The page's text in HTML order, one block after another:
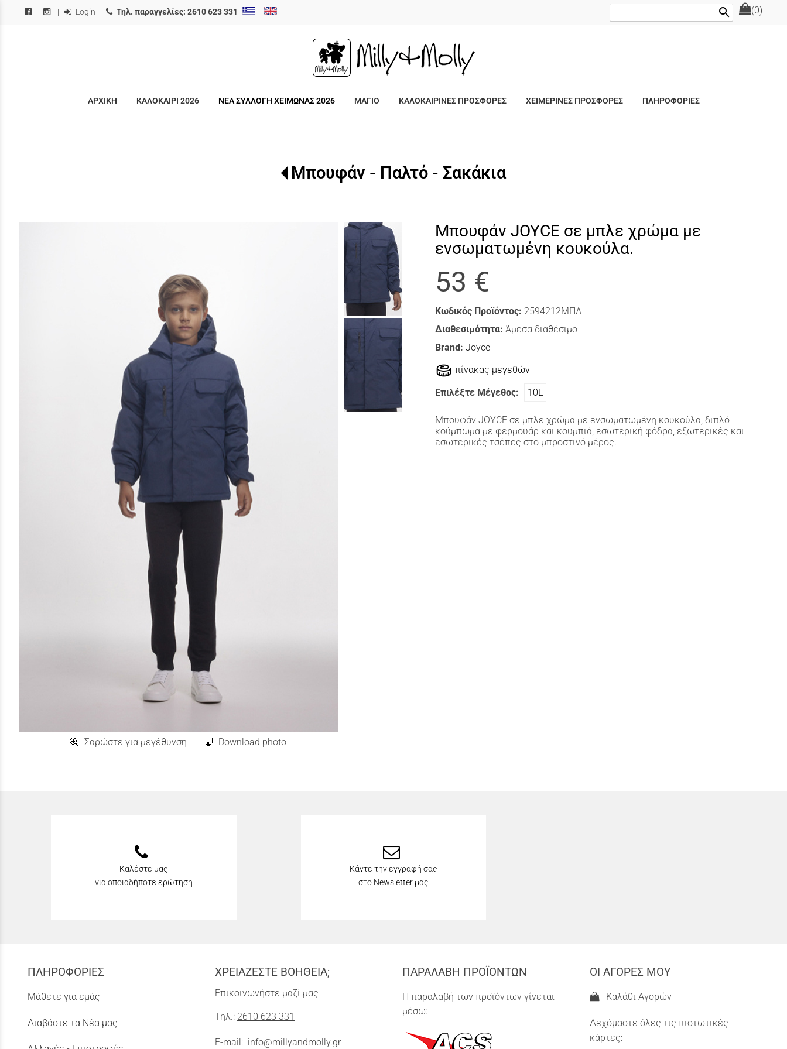
Login | Τηλ. παραγγελίες: 2610 623 331 (0)
search
ΑΡΧΙΚΗ ΚΑΛΟΚΑΙΡΙ 2026 ΝΕΑ ΣΥΛΛΟΓΗ ΧΕΙΜΩΝΑΣ 2026 ΜΑΓΙΟ ΚΑΛΟΚΑΙΡΙΝΕΣ ΠΡΟΣΦΟΡΕΣ ΧΕΙΜΕΡΙΝΕΣ ΠΡΟΣΦΟΡΕΣ ΠΛΗΡΟΦΟΡΙΕΣ
Μπουφάν - Παλτό - Σακάκια
Σαρώστε για μεγέθυνση Download photo
Μπουφάν JOYCE σε μπλε χρώμα με
ενσωματωμένη κουκούλα.
53 €
Κωδικός Προϊόντος: 2594212ΜΠΛ
Διαθεσιμότητα: Άμεσα διαθέσιμο
Brand: Joyce
πίνακας μεγεθών
Επιλέξτε Μέγεθος: 10Ε
Μπουφάν JOYCE σε μπλε χρώμα με ενσωματωμένη κουκούλα, διπλό
κούμπωμα με φερμουάρ και κουμπιά, εσωτερική φόδρα, εξωτερικές και
εσωτερικές τσέπες στο μπροστινό μέρος.
Καλέστε μας
για οποιαδήποτε ερώτηση
Κάντε την εγγραφή σας
στο Newsletter μας
ΠΛΗΡΟΦΟΡΙΕΣ
Μάθετε για εμάς
Διαβάστε τα Νέα μας
ΧΡΕΙΑΖΕΣΤΕ ΒΟΗΘΕΙΑ;
Επικοινωνήστε μαζί μας
Τηλ.: 2610 623 331
E-mail: info@millyandmolly.gr
ΠΑΡΑΛΑΒΗ ΠΡΟΪΟΝΤΩΝ
Η παραλαβή των προϊόντων γίνεται
μέσω:
ΟΙ ΑΓΟΡΕΣ ΜΟΥ
Καλάθι Αγορών
Δεχόμαστε όλες τις πιστωτικές
κάρτες: